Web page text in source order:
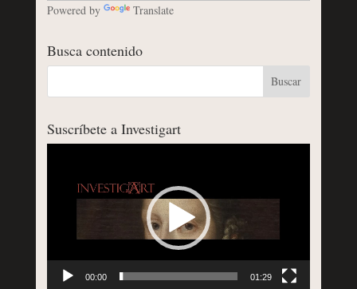
Powered by Translate
Busca contenido
Suscríbete a Investigart
00:00 01:29